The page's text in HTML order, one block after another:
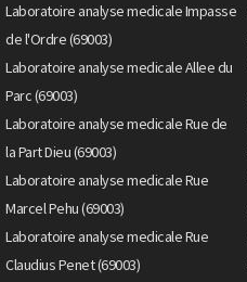
Laboratoire analyse medicale Impasse
de l'Ordre (69003)
Laboratoire analyse medicale Allee du
Parc (69003)
Laboratoire analyse medicale Rue de
la Part Dieu (69003)
Laboratoire analyse medicale Rue
Marcel Pehu (69003)
Laboratoire analyse medicale Rue
Claudius Penet (69003)